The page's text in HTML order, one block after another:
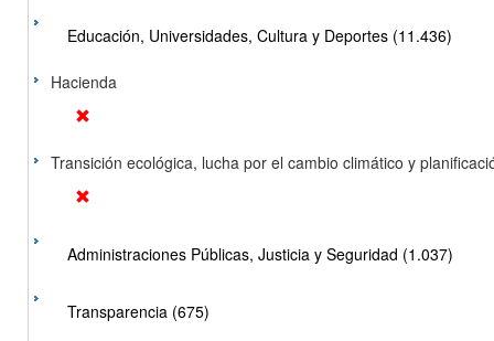
Educación, Universidades, Cultura y Deportes (11.436)
Hacienda
Transición ecológica, lucha por el cambio climático y
Administraciones Públicas, Justicia y Seguridad (1.037)
Transparencia (675)